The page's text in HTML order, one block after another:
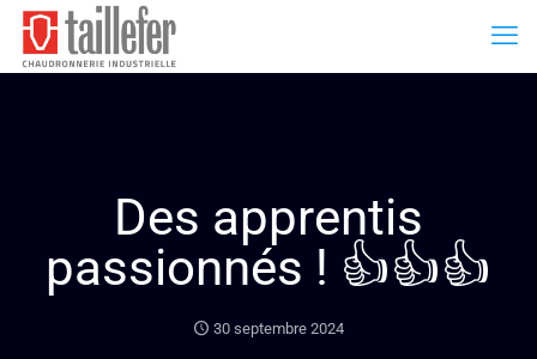
Des apprentis
passionnés ! 👍👍👍
30 septembre 2024